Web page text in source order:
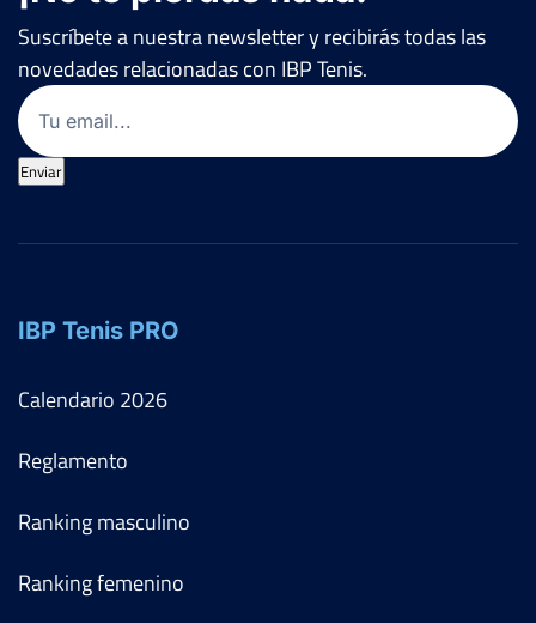
Suscríbete a nuestra newsletter y recibirás todas las
novedades relacionadas con IBP Tenis.
Email
Enviar
IBP Tenis PRO
Calendario 2026
Reglamento
Ranking masculino
Ranking femenino